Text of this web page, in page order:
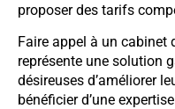
proposer des tarifs
Faire appel à un cabinet
représente une solution
désireuses d’améliorer
bénéficier d’une